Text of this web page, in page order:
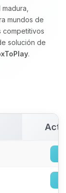
mundos de
competitivos
solución de
.